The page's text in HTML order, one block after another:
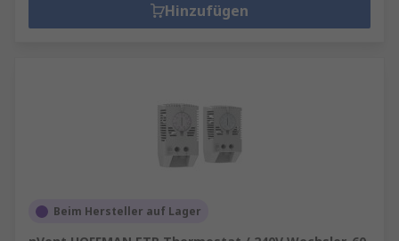
Hinzufügen
Beim Hersteller auf Lager